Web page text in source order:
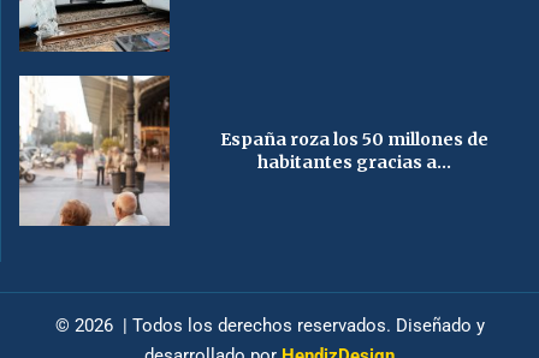
España roza los 50 millones de
habitantes gracias a...
© 2026 | Todos los derechos reservados. Diseñado y